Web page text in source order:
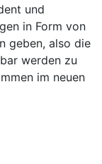
und
in Form von
geben, also die
werden zu
im neuen